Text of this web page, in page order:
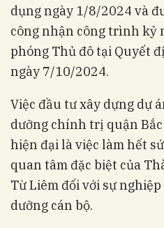
dụng ngày 1/8/2024 và
công nhận công trình kỷ
phóng Thủ đô tại Quyết
ngày 7/10/2024.
Việc đầu tư xây dựng dự
dưỡng chính trị quận
hiện đại là việc làm hết
quan tâm đặc biệt của
Từ Liêm đối với sự nghiệp
dưỡng cán bộ.